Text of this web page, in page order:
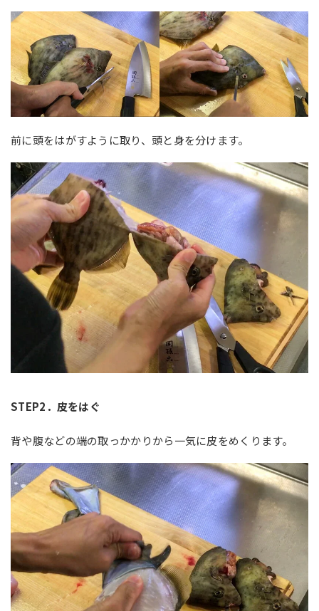
前に頭をはがすように取り、頭と身を分けます。
STEP2 ．皮をはぐ
背や腹などの端の取っかかりから一気に皮をめくります。